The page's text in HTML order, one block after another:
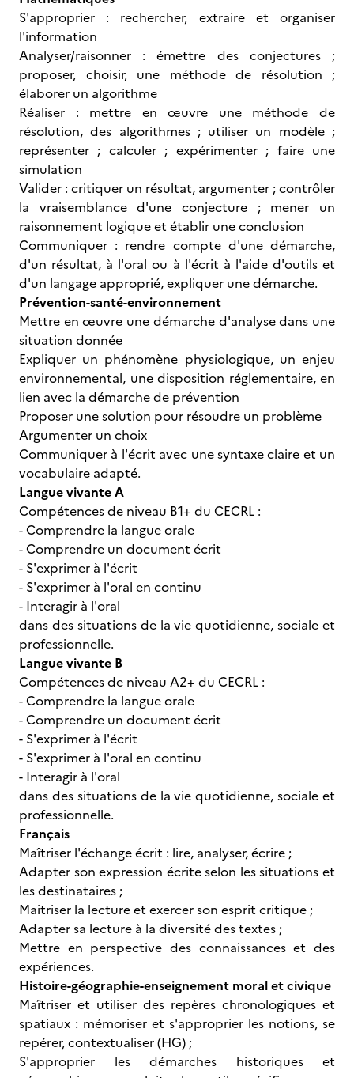
S'approprier : rechercher, extraire et organiser
l'information
Analyser/raisonner : émettre des conjectures ;
proposer, choisir, une méthode de résolution ;
élaborer un algorithme
Réaliser : mettre en œuvre une méthode de
résolution, des algorithmes ; utiliser un modèle ;
représenter ; calculer ; expérimenter ; faire une
simulation
Valider : critiquer un résultat, argumenter ; contrôler
la vraisemblance d'une conjecture ; mener un
raisonnement logique et établir une conclusion
Communiquer : rendre compte d'une démarche,
d'un résultat, à l'oral ou à l'écrit à l'aide d'outils et
d'un langage approprié, expliquer une démarche.
Prévention-santé-environnement
Mettre en œuvre une démarche d'analyse dans une
situation donnée
Expliquer un phénomène physiologique, un enjeu
environnemental, une disposition réglementaire, en
lien avec la démarche de prévention
Proposer une solution pour résoudre un problème
Argumenter un choix
Communiquer à l'écrit avec une syntaxe claire et un
vocabulaire adapté.
Langue vivante A
Compétences de niveau B1+ du CECRL :
- Comprendre la langue orale
- Comprendre un document écrit
- S'exprimer à l'écrit
- S'exprimer à l'oral en continu
- Interagir à l'oral
dans des situations de la vie quotidienne, sociale et
professionnelle.
Langue vivante B
Compétences de niveau A2+ du CECRL :
- Comprendre la langue orale
- Comprendre un document écrit
- S'exprimer à l'écrit
- S'exprimer à l'oral en continu
- Interagir à l'oral
dans des situations de la vie quotidienne, sociale et
professionnelle.
Français
Maîtriser l'échange écrit : lire, analyser, écrire ;
Adapter son expression écrite selon les situations et
les destinataires ;
Maitriser la lecture et exercer son esprit critique ;
Adapter sa lecture à la diversité des textes ;
Mettre en perspective des connaissances et des
expériences.
Histoire-géographie-enseignement moral et civique
Maîtriser et utiliser des repères chronologiques et
spatiaux : mémoriser et s'approprier les notions, se
repérer, contextualiser (HG) ;
S'approprier les démarches historiques et